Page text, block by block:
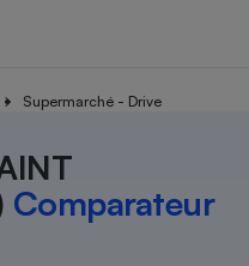
Supermarché - Drive
Comparateur
Organismes de défense
Système judiciairegratuit
Achat - Vente - Travaux
Démarche administrative
Train
Transport aérien